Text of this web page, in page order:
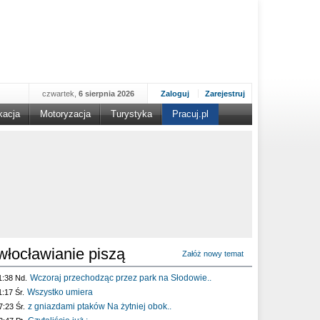
Zaloguj Zarejestruj
czwartek, 6 sierpnia 2026
Motoryzacja Turystyka Pracuj.pl
piszą Załóż nowy temat
Nd. Wczoraj przechodząc przez park na Słodowie..
Śr. Wszystko umiera
Śr. z gniazdami ptaków Na żytniej obok..